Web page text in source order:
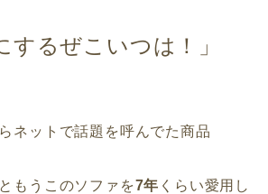
するぜこいつは！」
ネットで話題を呼んでた商品
もうこのソファを7年 くらい愛用し